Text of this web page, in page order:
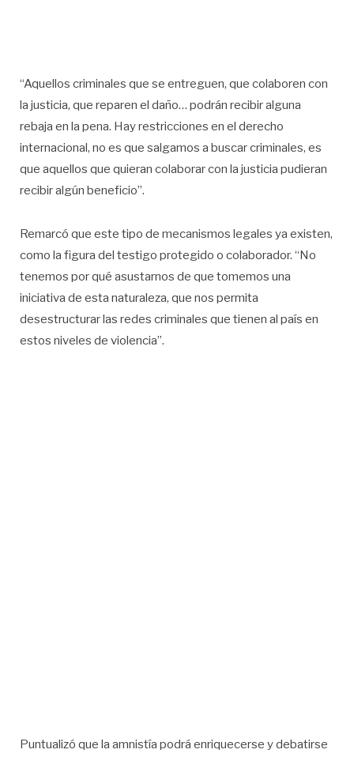
“Aquellos criminales que se entreguen, que colaboren con
la justicia, que reparen el daño… podrán recibir alguna
rebaja en la pena. Hay restricciones en el derecho
internacional, no es que salgamos a buscar criminales, es
que aquellos que quieran colaborar con la justicia pudieran
recibir algún beneficio”.
Remarcó que este tipo de mecanismos legales ya existen,
como la figura del testigo protegido o colaborador. “No
tenemos por qué asustarnos de que tomemos una
iniciativa de esta naturaleza, que nos permita
desestructurar las redes criminales que tienen al país en
estos niveles de violencia”.
Puntualizó que la amnistía podrá enriquecerse y debatirse